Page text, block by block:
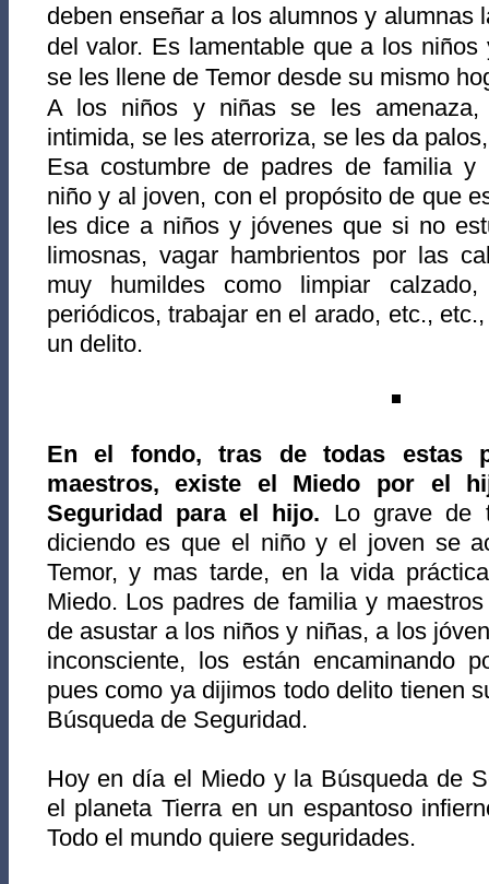
deben enseñar a los alumnos y alumnas
del valor. Es lamentable que a los niños
se les llene de Temor desde su mismo
A los niños y niñas se les
intimida, se les aterroriza, se les da
Esa costumbre de padres de familia y
niño y al joven, con el propósito de que
les dice a niños y jóvenes que si no
limosnas, vagar hambrientos por las
muy humildes como limpiar
periódicos, trabajar en el arado, etc.,
un delito.
En el fondo, tras de todas estas
maestros, existe el Miedo por el
Seguridad para el hijo. Lo grave de
diciendo es que el niño y el joven se
Temor, y mas tarde, en la vida
Miedo. Los padres de familia y
de asustar a los niños y niñas, a los
inconsciente, los están encaminando
pues como ya dijimos todo delito tienen
Búsqueda de Seguridad.
Hoy en día el Miedo y la Búsqueda de
el planeta Tierra en un espantoso
Todo el mundo quiere seguridades.